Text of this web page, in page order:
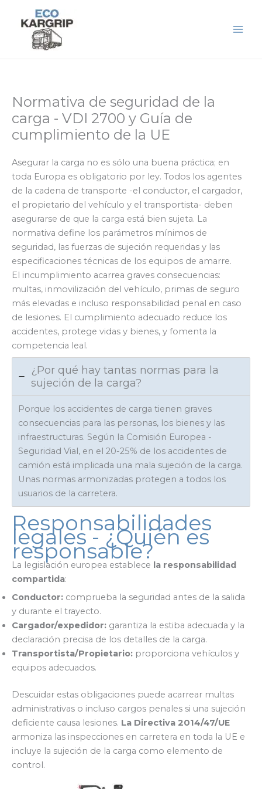
contenido
Normativa de seguridad de la
carga - VDI 2700 y Guía de
cumplimiento de la UE
Asegurar la carga no es sólo una buena práctica; en
toda Europa es obligatorio por ley. Todos los agentes
de la cadena de transporte -el conductor, el cargador,
el propietario del vehículo y el transportista- deben
asegurarse de que la carga está bien sujeta. La
normativa define los parámetros mínimos de
seguridad, las fuerzas de sujeción requeridas y las
especificaciones técnicas de los equipos de amarre.
El incumplimiento acarrea graves consecuencias:
multas, inmovilización del vehículo, primas de seguro
más elevadas e incluso responsabilidad penal en caso
de lesiones. El cumplimiento adecuado reduce los
accidentes, protege vidas y bienes, y fomenta la
competencia leal.
¿Por qué hay tantas normas para la
sujeción de la carga?
Porque los accidentes de carga tienen graves
consecuencias para las personas, los bienes y las
infraestructuras. Según la Comisión Europea -
Seguridad Vial, en el 20-25% de los accidentes de
camión está implicada una mala sujeción de la carga.
Unas normas armonizadas protegen a todos los
usuarios de la carretera.
Responsabilidades
legales - ¿Quién es
responsable?
La legislación europea establece la responsabilidad
compartida:
Conductor: comprueba la seguridad antes de la salida
y durante el trayecto.
Cargador/expedidor: garantiza la estiba adecuada y la
declaración precisa de los detalles de la carga.
Transportista/Propietario: proporciona vehículos y
equipos adecuados.
Descuidar estas obligaciones puede acarrear multas
administrativas o incluso cargos penales si una sujeción
deficiente causa lesiones. La Directiva 2014/47/UE
armoniza las inspecciones en carretera en toda la UE e
incluye la sujeción de la carga como elemento de
control.